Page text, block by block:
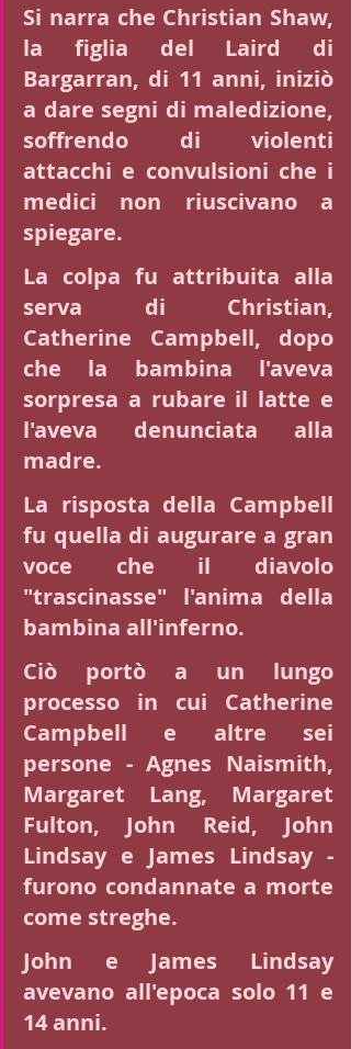
Si narra che Christian Shaw,
la figlia del Laird di
Bargarran, di 11 anni, iniziò
a dare segni di maledizione,
soffrendo di violenti
attacchi e convulsioni che i
medici non riuscivano a
spiegare.
La colpa fu attribuita alla
serva di Christian,
Catherine Campbell, dopo
che la bambina l'aveva
sorpresa a rubare il latte e
l'aveva denunciata alla
madre.
La risposta della Campbell
fu quella di augurare a gran
voce che il diavolo
"trascinasse" l'anima della
bambina all'inferno.
Ciò portò a un lungo
processo in cui Catherine
Campbell e altre sei
persone - Agnes Naismith,
Margaret Lang, Margaret
Fulton, John Reid, John
Lindsay e James Lindsay -
furono condannate a morte
come streghe.
John e James Lindsay
avevano all'epoca solo 11 e
14 anni.